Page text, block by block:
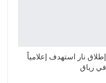
إطلاق نار استهدف إعلامياً
في رياق